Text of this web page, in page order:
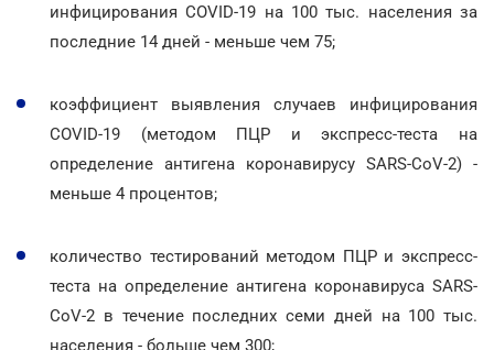
инфицирования COVID-19 на 100 тыс. населения за
последние 14 дней - меньше чем 75;
коэффициент выявления случаев инфицирования
COVID-19 (методом ПЦР и экспресс-теста на
определение антигена коронавирусу SARS-CoV-2) -
меньше 4 процентов;
количество тестирований методом ПЦР и экспресс-
теста на определение антигена коронавируса SARS-
CoV-2 в течение последних семи дней на 100 тыс.
населения - больше чем 300;